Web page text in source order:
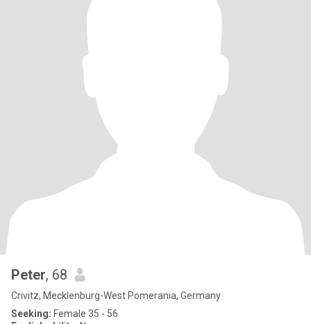
Peter, 68
Crivitz, Mecklenburg-West Pomerania, Germany
Seeking: Female 35 - 56